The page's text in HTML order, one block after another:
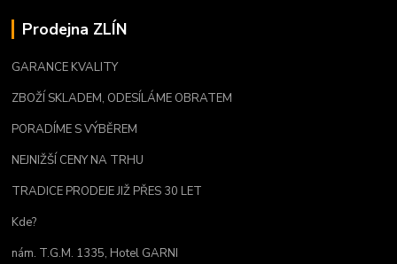
Prodejna ZLÍN
GARANCE KVALITY
ZBOŽÍ SKLADEM, ODESÍLÁME OBRATEM
PORADÍME S VÝBĚREM
NEJNIŽŠÍ CENY NA TRHU
TRADICE PRODEJE JIŽ PŘES 30 LET
Kde?
nám. T.G.M. 1335, Hotel GARNI